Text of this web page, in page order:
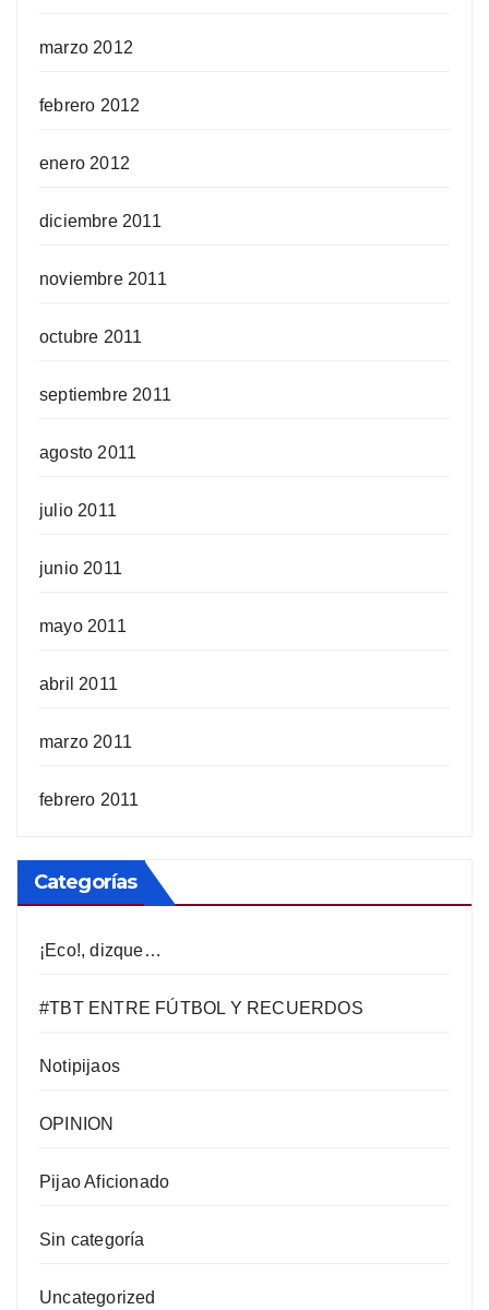
marzo 2012
febrero 2012
enero 2012
diciembre 2011
noviembre 2011
octubre 2011
septiembre 2011
agosto 2011
julio 2011
junio 2011
mayo 2011
abril 2011
marzo 2011
febrero 2011
Categorías
¡Eco!, dizque…
#TBT ENTRE FÚTBOL Y RECUERDOS
Notipijaos
OPINION
Pijao Aficionado
Sin categoría
Uncategorized